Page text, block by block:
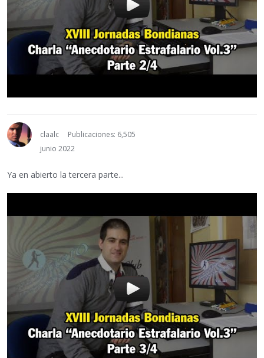
claalc
Publicaciones: 6,505
junio 2022
Ya en abierto la tercera parte...